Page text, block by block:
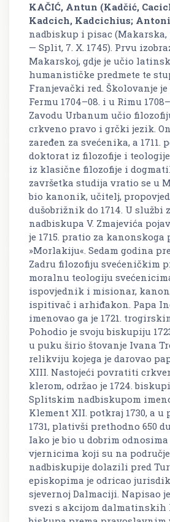
KAČIĆ, Antun (Kadčić,
Kadcich, Kadcichius;
nadbiskup i pisac (Makarska,
— Split, 7. X. 1745). Prvu
Makarskoj, gdje je učio
humanističke predmete te
Franjevački red. Školovanje
Fermu 1704–08. i u Rimu
Zavodu Urbanum učio
crkveno pravo i grčki jezik.
zaređen za svećenika, a 1711.
doktorat iz filozofije i
iz klasične filozofije i
završetka studija vratio se u
bio kanonik, učitelj,
dušobrižnik do 1714. U službi
nadbiskupa V. Zmajevića
je 1715. pratio za kanonskoga
»Morlakiju«. Sedam godina
Zadru filozofiju svećeničkim
moralnu teologiju
ispovjednik i misionar,
ispitivač i arhiđakon. Papa
imenovao ga je 1721.
Pohodio je svoju biskupiju
u puku širio štovanje Ivana
relikviju kojega je darovao
XIII. Nastojeći povratiti
klerom, održao je 1724.
Splitskim nadbiskupom
Klement XII. potkraj 1730, a u
1731, plativši prethodno 650
Iako je bio u dobrim
vjernicima koji su na
nadbiskupije dolazili pred
episkopima je odricao
sjevernoj Dalmaciji. Napisao
svezi s akcijom